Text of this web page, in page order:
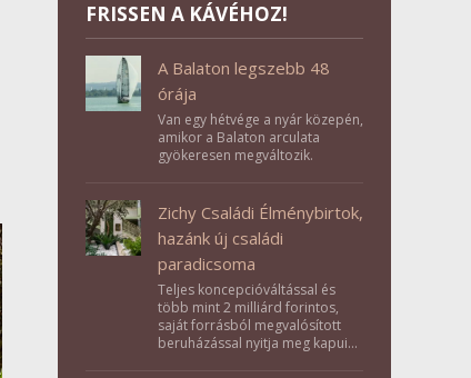
FRISSEN A KÁVÉHOZ!
A Balaton legszebb 48
órája
Van egy hétvége a nyár közepén,
amikor a Balaton arculata
gyökeresen megváltozik.
Zichy Családi Élménybirtok,
hazánk új családi
paradicsoma
Teljes koncepcióváltással és
több mint 2 milliárd forintos,
saját forrásból megvalósított
beruházással nyitja meg kapuit a